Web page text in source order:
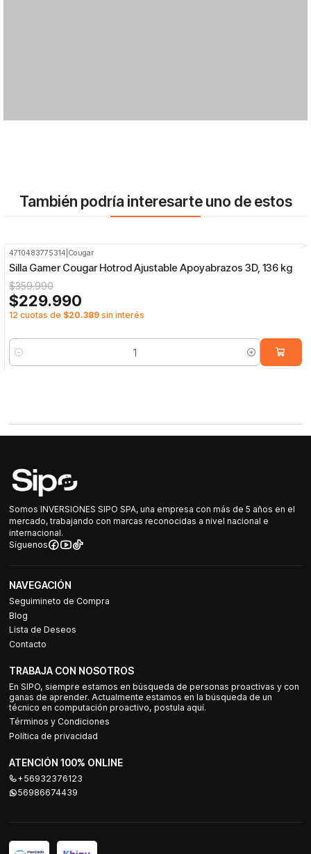
También podría interesarte uno de estos
4710483775314 Cougar
Silla Gamer Cougar Hotrod Ajustable Apoyabrazos 3D, 136 kg
$359.990
$229.990
12 cuotas de $20.389 sin interés
Cantidad
Somos INVERSIONES SIPO SPA, una empresa con más de 5 años en el
mercado, trabajando con marcas reconocidas a nivel nacional e
internacional.
Síguenos
NAVEGACIÓN
Seguimineto de Compra
Blog
Lista de Deseos
Contacto
TRABAJA CON NOSOTROS
En SIPO, siempre estamos en búsqueda de personas proactivas y con
ganas de aprender. Actualmente estamos en la búsqueda de un
técnico en computación proactivo, postula aquí.
Términos y Condiciones
Política de privacidad
ATENCIÓN 100% ONLINE
+56932376123
56986674439